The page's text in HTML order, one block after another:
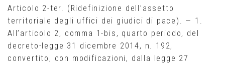
Articolo 2-ter. (Ridefinizione dell’assetto
territoriale degli uffici dei giudici di pace). — 1.
All’articolo 2, comma 1-bis, quarto periodo, del
decreto-legge 31 dicembre 2014, n. 192,
convertito, con modificazioni, dalla legge 27